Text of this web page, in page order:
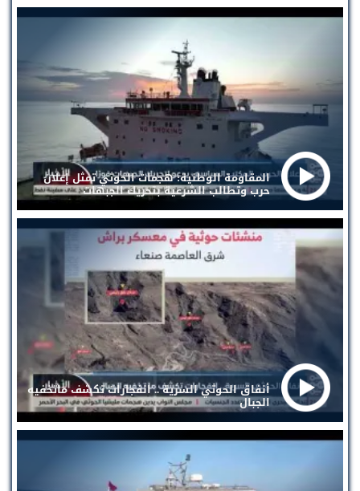
المقاومة الوطنية: هجمات الحوثي تمثل إعلان
حرب وتطالب الشرعية بتحريك الجبهات
أنفاق الحوثي السرية .. انفجارات تكشف ماتخفيه
الجبال